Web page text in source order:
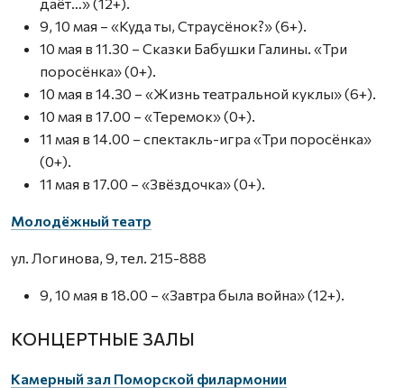
9, 10 мая – «Куда ты, Страусёнок?» (6+).
10 мая в 11.30 – Сказки Бабушки Галины. «Три
поросёнка» (0+).
10 мая в 14.30 – «Жизнь театральной куклы» (6+).
10 мая в 17.00 – «Теремок» (0+).
11 мая в 14.00 – спектакль-игра «Три поросёнка»
(0+).
11 мая в 17.00 – «Звёздочка» (0+).
Молодёжный театр
ул. Логинова, 9, тел. 215-888
9, 10 мая в 18.00 – «Завтра была война» (12+).
КОНЦЕРТНЫЕ ЗАЛЫ
Камерный зал Поморской филармонии